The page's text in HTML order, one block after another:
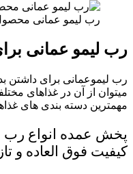
رب لیمو عمانی
رب لیمو عمانی
رب لیموعمانی برای داشتن
میتوان از آن در غذاهای
مهمترین دسته بندی های
پخش عمده انواع رب
کیفیت فوق العاده و